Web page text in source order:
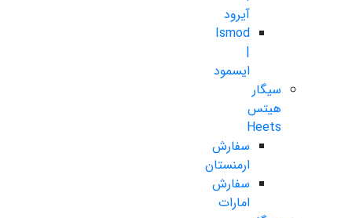
آیرود
Ismod
|
ایسمود
سیگار
هیتس
Heets
سفارش
ارمنستان
سفارش
امارات